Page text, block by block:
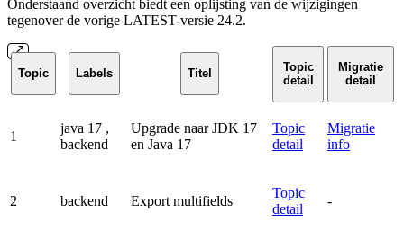
Onderstaand overzicht biedt een oplijsting van de wijzigingen
tegenover de vorige LATEST-versie 24.2.
Topic Labels Titel
Topic
detail
Migratie
detail
1
java 17 ,
backend
Upgrade naar JDK 17
en Java 17
Topic
detail
Migratie
info
2 backend Export multifields
Topic
detail
-